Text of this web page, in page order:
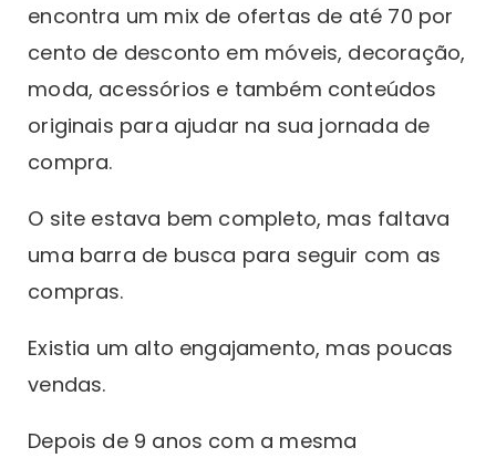
encontra um mix de ofertas de até 70 por
cento de desconto em móveis, decoração,
moda, acessórios e também conteúdos
originais para ajudar na sua jornada de
compra.
O site estava bem completo, mas faltava
uma barra de busca para seguir com as
compras.
Existia um alto engajamento, mas poucas
vendas.
Depois de 9 anos com a mesma